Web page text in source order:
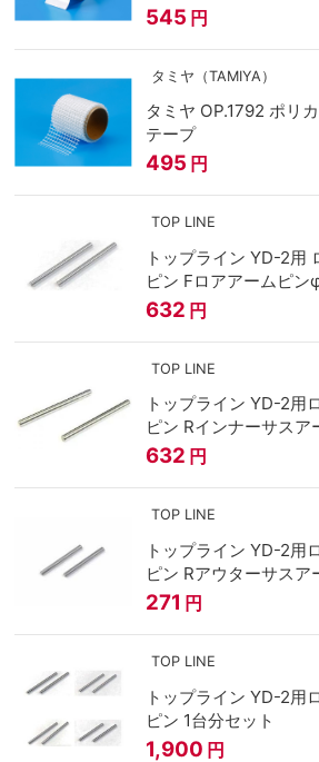
545 円
タミヤ（TAMIYA）
タミヤ OP.1792 ポリ
テープ
495 円
TOP LINE
トップライン YD-2用
ピン Fロアアームピン
632 円
TOP LINE
トップライン YD-2用
ピン Rインナーサス
632 円
TOP LINE
トップライン YD-2用
ピン Rアウターサス
271 円
TOP LINE
トップライン YD-2用
ピン 1台分セット
1,900 円